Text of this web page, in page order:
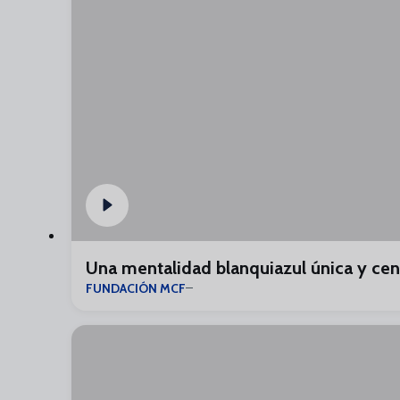
Una mentalidad blanquiazul única y
FUNDACIÓN MCF